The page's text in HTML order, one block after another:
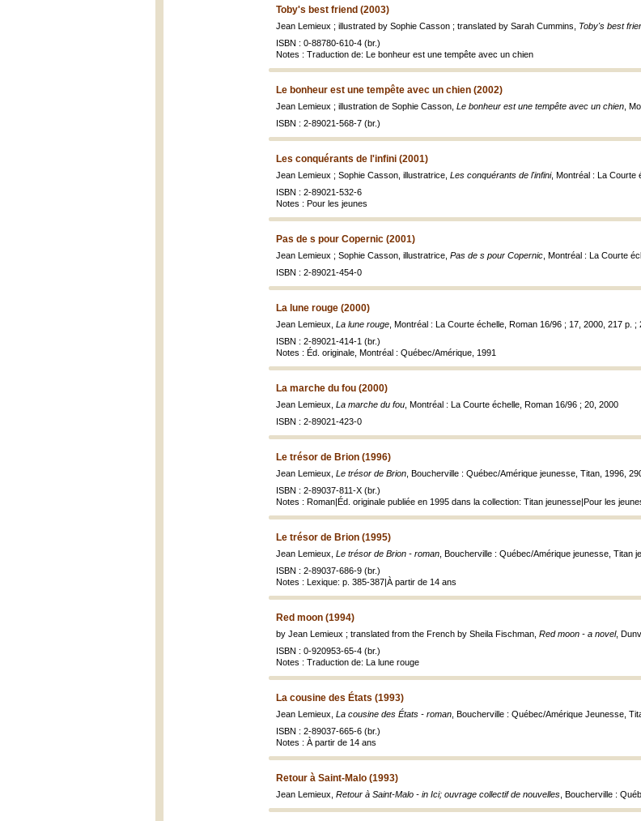
Toby's best friend (2003)
Jean Lemieux ; illustrated by Sophie Casson ; translated by Sarah Cummins, Toby's best
ISBN : 0-88780-610-4 (br.)
Notes : Traduction de: Le bonheur est une tempête avec un chien
Le bonheur est une tempête avec un chien (2002)
Jean Lemieux ; illustration de Sophie Casson, Le bonheur est une tempête avec un chien ,
ISBN : 2-89021-568-7 (br.)
Les conquérants de l'infini (2001)
Jean Lemieux ; Sophie Casson, illustratrice, Les conquérants de l'infini, Montréal : La Courte
ISBN : 2-89021-532-6
Notes : Pour les jeunes
Pas de s pour Copernic (2001)
Jean Lemieux ; Sophie Casson, illustratrice, Pas de s pour Copernic , Montréal : La Courte
ISBN : 2-89021-454-0
La lune rouge (2000)
Jean Lemieux, La lune rouge , Montréal : La Courte échelle, Roman 16/96 ; 17, 2000, 217 p. ;
ISBN : 2-89021-414-1 (br.)
Notes : Éd. originale, Montréal : Québec/Amérique, 1991
La marche du fou (2000)
Jean Lemieux, La marche du fou , Montréal : La Courte échelle, Roman 16/96 ; 20, 2000
ISBN : 2-89021-423-0
Le trésor de Brion (1996)
Jean Lemieux, Le trésor de Brion , Boucherville : Québec/Amérique jeunesse, Titan, 1996,
ISBN : 2-89037-811-X (br.)
Notes : Roman|Éd. originale publiée en 1995 dans la collection: Titan jeunesse|Pour les
Le trésor de Brion (1995)
Jean Lemieux, Le trésor de Brion - roman , Boucherville : Québec/Amérique jeunesse, Titan
ISBN : 2-89037-686-9 (br.)
Notes : Lexique: p. 385-387|À partir de 14 ans
Red moon (1994)
by Jean Lemieux ; translated from the French by Sheila Fischman, Red moon - a novel,
ISBN : 0-920953-65-4 (br.)
Notes : Traduction de: La lune rouge
La cousine des États (1993)
Jean Lemieux, La cousine des États - roman , Boucherville : Québec/Amérique Jeunesse,
ISBN : 2-89037-665-6 (br.)
Notes : À partir de 14 ans
Retour à Saint-Malo (1993)
Jean Lemieux, Retour à Saint-Malo - in Ici; ouvrage collectif de nouvelles , Boucherville :